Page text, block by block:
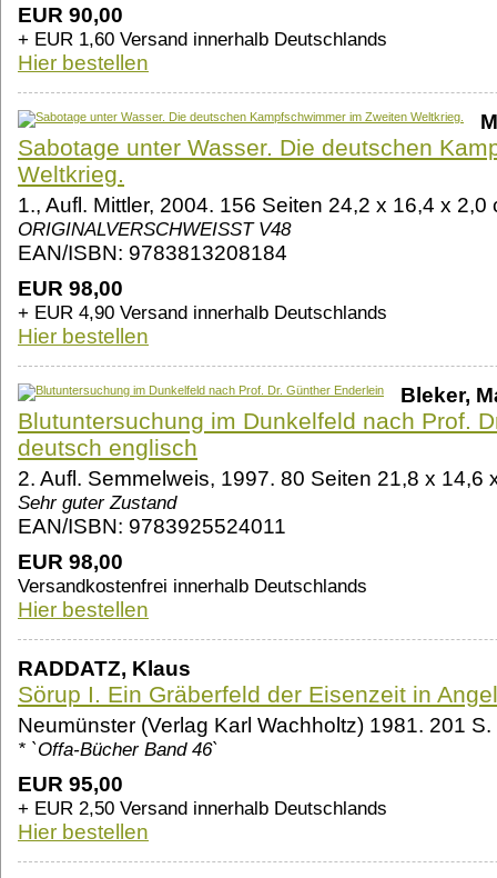
EUR 90,00
+ EUR 1,60 Versand innerhalb Deutschlands
Hier bestellen
Sabotage unter Wasser. Die deutschen
Weltkrieg.
1., Aufl. Mittler, 2004. 156 Seiten 24,2 x 16,4 x
ORIGINALVERSCHWEISST V48
EAN/ISBN: 9783813208184
EUR 98,00
+ EUR 4,90 Versand innerhalb Deutschlands
Hier bestellen
Bleker,
Blutuntersuchung im Dunkelfeld nach Prof.
deutsch englisch
2. Aufl. Semmelweis, 1997. 80 Seiten 21,8 x 14,6
Sehr guter Zustand
EAN/ISBN: 9783925524011
EUR 98,00
Versandkostenfrei innerhalb Deutschlands
Hier bestellen
RADDATZ, Klaus
Sörup I. Ein Gräberfeld der Eisenzeit in
Neumünster (Verlag Karl Wachholtz) 1981. 201
* `Offa-Bücher Band 46`
EUR 95,00
+ EUR 2,50 Versand innerhalb Deutschlands
Hier bestellen